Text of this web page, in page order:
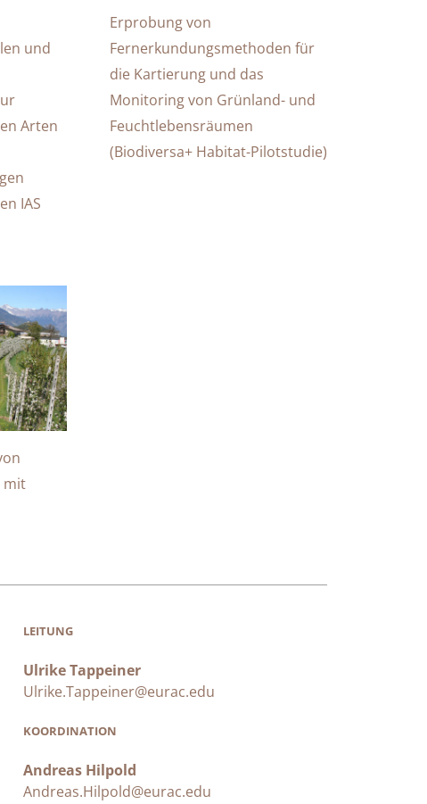
und
Arten
IAS
Erprobung von
Fernerkundungsmethoden für
die Kartierung und das
Monitoring von Grünland- und
Feuchtlebensräumen
(Biodiversa+ Habitat-Pilotstudie)
mit
LEITUNG
Ulrike Tappeiner
Ulrike.Tappeiner@eurac.edu
KOORDINATION
Andreas Hilpold
Andreas.Hilpold@eurac.edu